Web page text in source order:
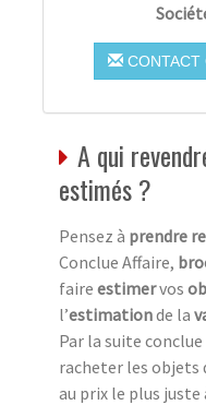
CONTACT
A qui
estimés ?
Pensez à prendre
Conclue Affaire,
faire estimervos
l’estimationde la
Par la suite
racheter les objets
au prix le plus juste